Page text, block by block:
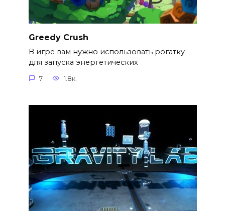
Greedy Crush
В игре вам нужно использовать рогатку
для запуска энергетических
7 1.8к.